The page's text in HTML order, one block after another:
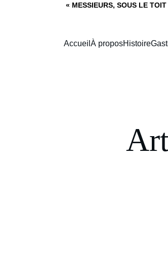
« MESSIEURS, SOUS LE
Accueil À proposHistoire